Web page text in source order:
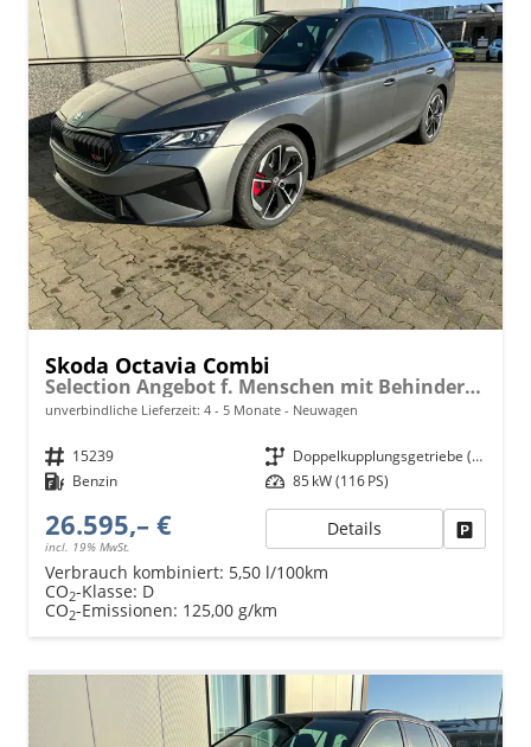
Skoda Octavia Combi
Selection Angebot f. Menschen mit Behinderung ab 50 %! 1.5 TSI Mild-Hybrid 115PS DSG/AUTOMATIK, 16" Alufelgen, Climatronic, LED-Scheinwerfer, Parksensoren hinten, Radio 10" + Wireless Smartlink, Tempomat, Multifunktions-Lederlenkrad, Dachreling
unverbindliche Lieferzeit: 4 - 5 Monate Neuwagen
Fahrzeugnr. 15239 Getriebe
Doppelkupplungsgetriebe (DSG)
Kraftstoff Benzin Leistung 85 kW (116 PS)
26.595,– €
incl. 19% MwSt.
Details
Verbrauch kombiniert: 5,50 l/100km
CO2-Klasse: D
CO2-Emissionen: 125,00 g/km